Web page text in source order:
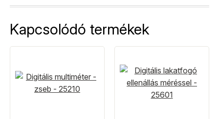
Kapcsolódó termékek